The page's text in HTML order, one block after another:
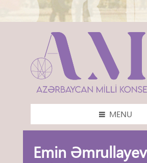
MENU
Emin Əmrullayev